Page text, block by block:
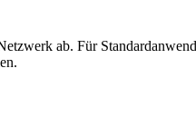
ab. Für